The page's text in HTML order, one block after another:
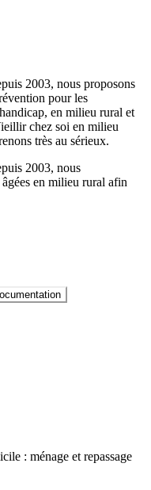
2003, nous proposons
pour les
en milieu rural et
chez soi en milieu
très au sérieux.
2003, nous
en milieu rural afin
: ménage et repassage